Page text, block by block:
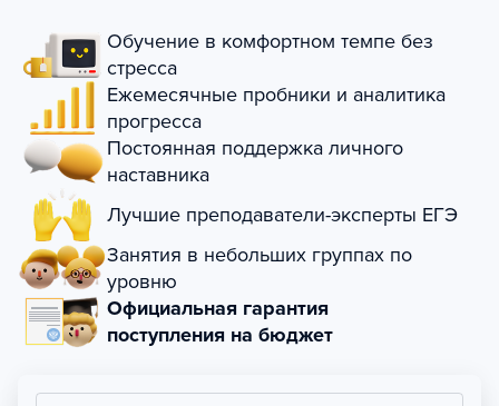
Обучение в комфортном темпе без
стресса
Ежемесячные пробники и аналитика
прогресса
Постоянная поддержка личного
наставника
Лучшие преподаватели-эксперты ЕГЭ
Занятия в небольших группах по
уровню
Официальная гарантия
поступления на бюджет